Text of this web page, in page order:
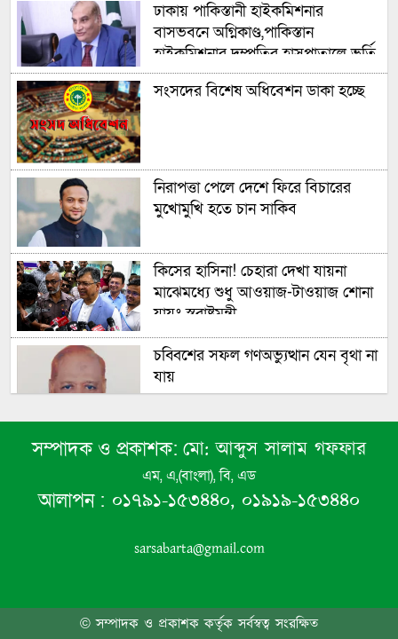
ঢাকায় পাকিস্তানী হাইকমিশনার
বাসভবনে অগ্নিকাণ্ড,পাকিস্তান
হাইকমিশনার দম্পতির হাসপাতালে ভর্তি
সংসদের বিশেষ অধিবেশন ডাকা হচ্ছে
নিরাপত্তা পেলে দেশে ফিরে বিচারের
মুখোমুখি হতে চান সাকিব
কিসের হাসিনা! চেহারা দেখা যায়না
মাঝেমধ্যে শুধু আওয়াজ-টাওয়াজ শোনা
যায়ঃ স্বরাষ্ট্রমন্ত্রী
চব্বিশের সফল গণঅভ্যুত্থান যেন বৃথা না
যায়
রাজধানী সহ সারা দেশে শাকসবজিতে
ভয়ংকর মাত্রায় সিসা ও মলের জীবাণু
সম্পাদক ও প্রকাশক: মো: আব্দুস সালাম গফফার
এম, এ,(বাংলা), বি, এড
আলাপন : ০১৭৯১-১৫৩৪৪০, ০১৯১৯-১৫৩৪৪০
sarsabarta@gmail.com
© সম্পাদক ও প্রকাশক কর্তৃক সর্বস্বত্ব সংরক্ষিত